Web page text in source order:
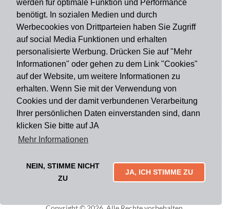
werden für optimale Funktion und Performance
benötigt. In sozialen Medien und durch
Werbecookies von Drittparteien haben Sie Zugriff
auf social Media Funktionen und erhalten
personalisierte Werbung. Drücken Sie auf "Mehr
Informationen" oder gehen zu dem Link "Cookies"
auf der Website, um weitere Informationen zu
erhalten. Wenn Sie mit der Verwendung von
Cookies und der damit verbundenen Verarbeitung
Ihrer persönlichen Daten einverstanden sind, dann
klicken Sie bitte auf JA
Mehr Informationen
NEIN, STIMME NICHT
ZU
JA, ICH STIMME ZU
Zahlungsart
Versandart
Du findest uns auch auf
Informationen
Impressum Widerruf
Mytailor croodles